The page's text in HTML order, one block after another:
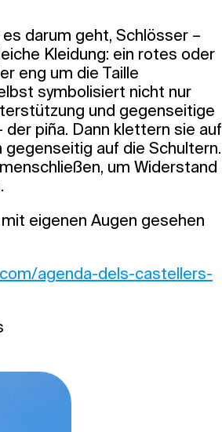
darum geht, Schlösser –
Kleidung: ein rotes oder
eng um die Taille
symbolisiert nicht nur
und gegenseitige
piña. Dann klettern sie auf
auf die Schultern.
um Widerstand
eigenen Augen gesehen
agenda-dels-castellers-